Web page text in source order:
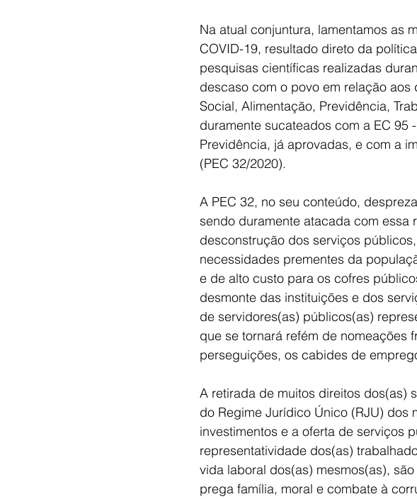
Na atual conjuntura, lamentamos as
COVID-19, resultado direto da
pesquisas científicas realizadas
descaso com o povo em relação
Social, Alimentação, Previdência,
duramente sucateados com a EC 95
Previdência, já aprovadas, e com a
(PEC 32/2020).
A PEC 32, no seu conteúdo,
sendo duramente atacada com essa
desconstrução dos serviços
necessidades prementes da
e de alto custo para os cofres
desmonte das instituições e dos
de servidores(as) públicos(as)
que se tornará refém de nomeações
perseguições, os cabides de
A retirada de muitos direitos dos(as)
do Regime Jurídico Único (RJU)
investimentos e a oferta de serviços
representatividade dos(as)
vida laboral dos(as) mesmos(as),
prega família, moral e combate à